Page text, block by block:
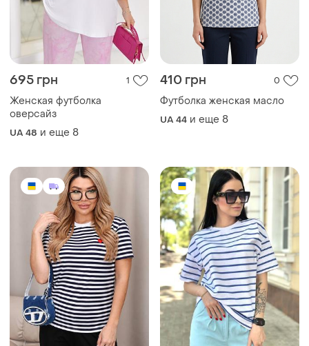
695 грн 1
Женская футболка
оверсайз
UA 48 и еще 8
410 грн 0
Футболка женская масло
UA 44 и еще 8